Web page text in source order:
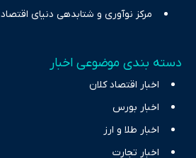
مرکز نوآوری و شتابدهی دنیای اقتصاد
دسته بندی موضوعی اخبار
اخبار اقتصاد کلان
اخبار بورس
اخبار طلا و ارز
اخبار تجارت